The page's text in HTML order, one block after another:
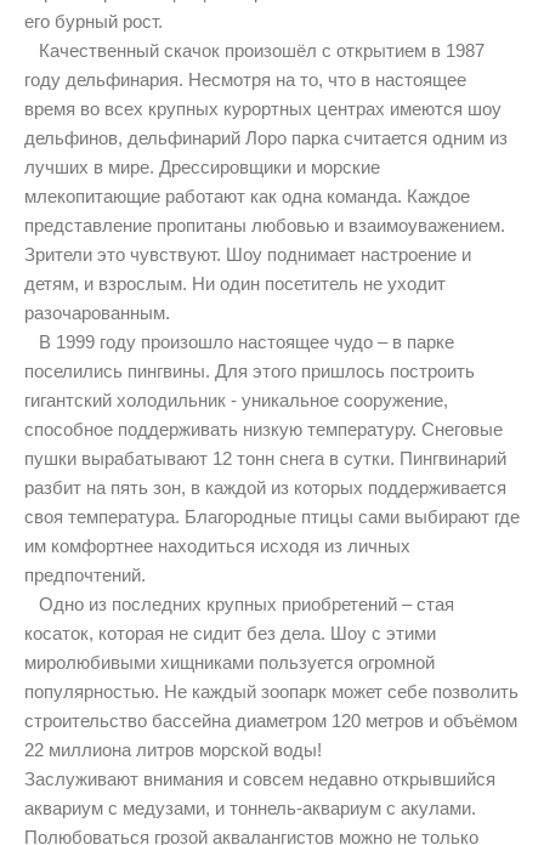
его бурный рост.
Качественный скачок произошёл с открытием в 1987
году дельфинария. Несмотря на то, что в настоящее
время во всех крупных курортных центрах имеются шоу
дельфинов, дельфинарий Лоро парка считается одним из
лучших в мире. Дрессировщики и морские
млекопитающие работают как одна команда. Каждое
представление пропитаны любовью и взаимоуважением.
Зрители это чувствуют. Шоу поднимает настроение и
детям, и взрослым. Ни один посетитель не уходит
разочарованным.
В 1999 году произошло настоящее чудо – в парке
поселились пингвины. Для этого пришлось построить
гигантский холодильник - уникальное сооружение,
способное поддерживать низкую температуру. Снеговые
пушки вырабатывают 12 тонн снега в сутки. Пингвинарий
разбит на пять зон, в каждой из которых поддерживается
своя температура. Благородные птицы сами выбирают где
им комфортнее находиться исходя из личных
предпочтений.
Одно из последних крупных приобретений – стая
косаток, которая не сидит без дела. Шоу с этими
миролюбивыми хищниками пользуется огромной
популярностью. Не каждый зоопарк может себе позволить
строительство бассейна диаметром 120 метров и объёмом
22 миллиона литров морской воды!
Заслуживают внимания и совсем недавно открывшийся
аквариум с медузами, и тоннель-аквариум с акулами.
Полюбоваться грозой аквалангистов можно не только